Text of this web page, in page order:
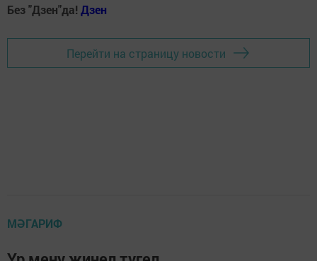
Без "Дзен"да! Дзен
Перейти на страницу новости
МӘГАРИФ